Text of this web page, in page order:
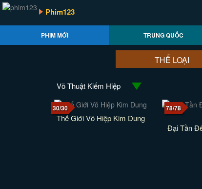
Phim123
PHIM MỚI TRUNG QUỐC
THỂ LOẠI
Võ Thuật Kiếm Hiệp
30/30
Thế Giới Võ Hiệp Kim Dung
78/78
Đại Tần